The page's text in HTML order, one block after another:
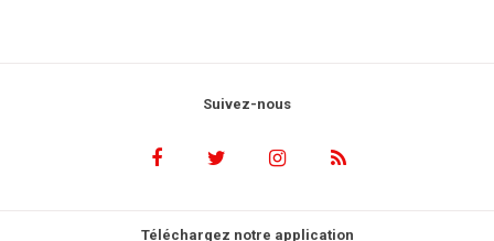
Suivez-nous
Téléchargez notre application